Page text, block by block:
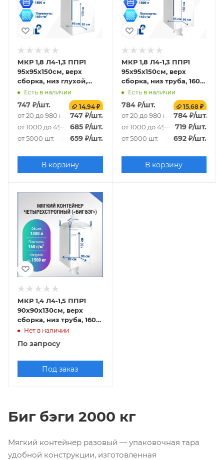
МКР 1,8 Л4-1,3 ППР1
95х95х150см, верх
сборка, низ глухой,
160г/м2
Есть в наличии
747 ₽/шт. 14.94 ₽
от 20 до 980 шт. 747₽/шт.
от 1000 до 4980 шт.
685₽/шт.
от 5000 шт. 659₽/шт.
В корзину
МКР 1,8 Л4-1,3 ППР1
95х95х150см, верх
сборка, низ труба, 160г/
м2Есть в наличии
784₽/шт. 15.68 ₽
от 20 до 980 шт. 784₽/шт.
от 1000 до 4980 шт.
719 ₽/шт.
от 5000 шт. 692 ₽/шт.
В корзину
МКР 1,4 Л4-1,5 ППР1
90х90х130см, верх
сборка, низ труба, 160г/
м2Нет в наличии
По запросу
Под заказ
Биг бэги 2000 кг
Мягкий контейнер разовый — упаковочная тара
удобной конструкции, изготовленная